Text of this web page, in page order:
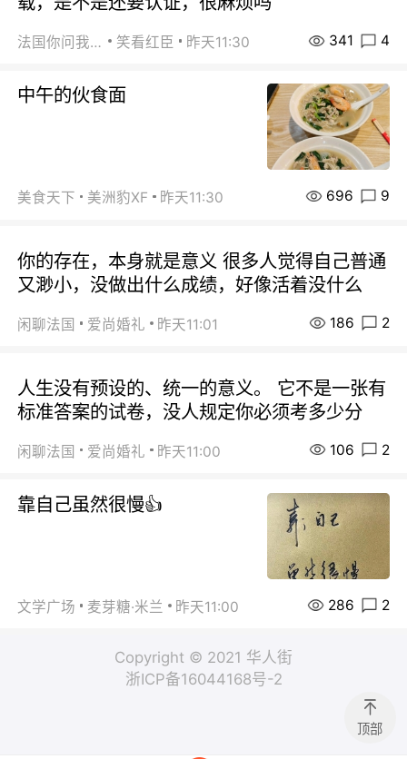
法国你问我答 笑看红臣 昨天11:30 341 4
中午的伙食面
美食天下 美洲豹XF 昨天11:30 696 9
你的存在，本身就是意义 很多人觉得自己普通
又渺小，没做出什么成绩，好像活着没什么
闲聊法国 爱尚婚礼 昨天11:01 186 2
人生没有预设的、统一的意义。 它不是一张有
标准答案的试卷，没人规定你必须考多少分
闲聊法国 爱尚婚礼 昨天11:00 106 2
靠自己虽然很慢👍
文学广场 麦芽糖·米兰 昨天11:00 286 2
Copyright © 2021 华人街
浙ICP备16044168号-2
顶部